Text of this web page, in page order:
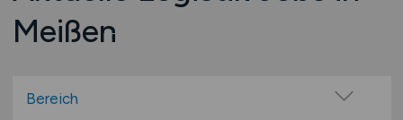
Meißen
Bereich